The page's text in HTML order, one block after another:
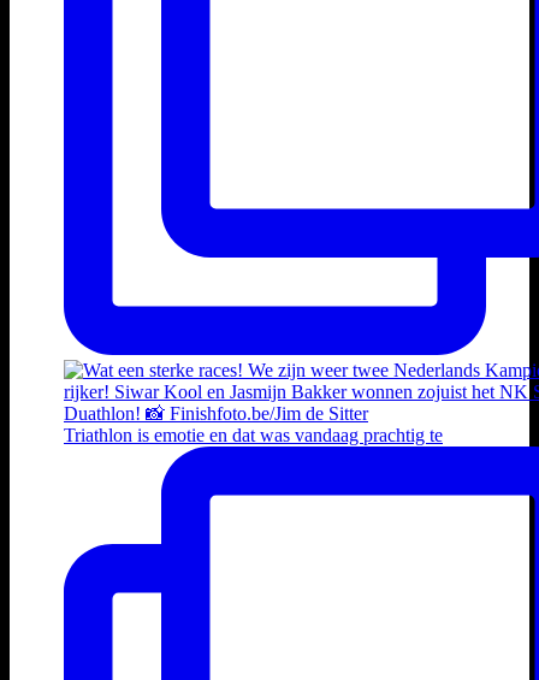
Triathlon is emotie en dat was vandaag prachtig te